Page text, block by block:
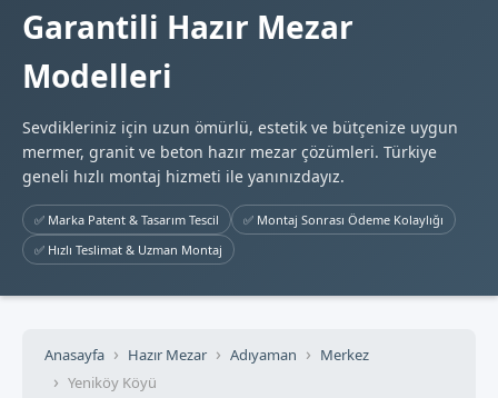
Garantili Hazır Mezar
Modelleri
Sevdikleriniz için uzun ömürlü, estetik ve bütçenize uygun
mermer, granit ve beton hazır mezar çözümleri. Türkiye
geneli hızlı montaj hizmeti ile yanınızdayız.
✅ Marka Patent & Tasarım Tescil
✅ Montaj Sonrası Ödeme Kolaylığı
✅ Hızlı Teslimat & Uzman Montaj
Anasayfa Hazır Mezar Adıyaman
Merkez
Yeniköy Köyü